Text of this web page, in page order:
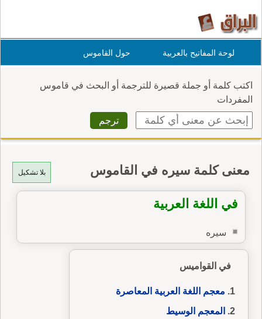
لوحة المفاتيح بالعربية حول القاموس
اكتب كلمة أو جملة قصيرة للترجمة أو البحث في قاموس
المفردات
بلا تشكيل معنى كلمة سيره في القاموس
في اللغة العربية
سيره
في القواميس
معجم اللغة العربية المعاصرة
المعجم الوسيط